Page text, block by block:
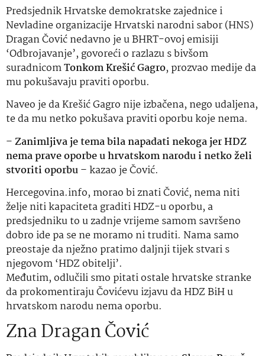
Predsjednik Hrvatske demokratske zajednice i
Nevladine organizacije Hrvatski narodni sabor (HNS)
Dragan Čović nedavno je u BHRT-ovoj emisiji
‘Odbrojavanje’, govoreći o razlazu s bivšom
suradnicomTonkom Krešić Gagro, prozvao medije da
mu pokušavaju praviti oporbu.
Naveo je da Krešić Gagro nije izbačena, nego udaljena,
te da mu netko pokušava praviti oporbu koje nema.
–Zanimljiva je tema bila napadati nekoga jer HDZ
nema prave oporbe u hrvatskom narodu i netko želi
stvoriti oporbu– kazao je Čović.
Hercegovina.info, morao bi znati Čović, nema niti
želje niti kapaciteta graditi HDZ-u oporbu, a
predsjedniku to u zadnje vrijeme samom savršeno
dobro ide pa se ne moramo ni truditi. Nama samo
preostaje da nježno pratimo daljnji tijek stvari s
njegovom ‘HDZ obitelji’.
Međutim, odlučili smo pitati ostale hrvatske stranke
da prokomentiraju Čovićevu izjavu da HDZ BiH u
hrvatskom narodu nema oporbu.
Zna Dragan Čović